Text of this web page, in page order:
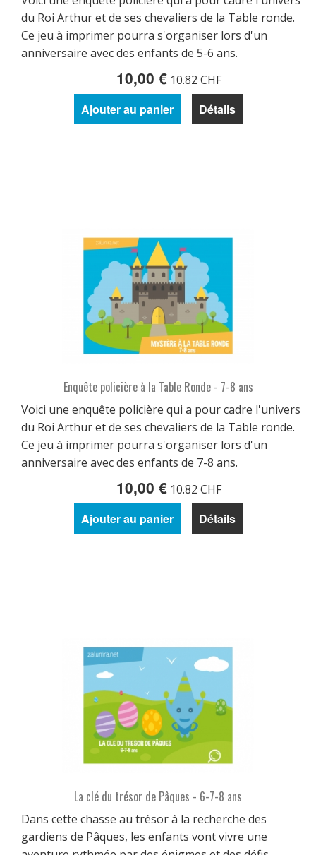
du Roi Arthur et de ses chevaliers de la Table ronde.
Ce jeu à imprimer pourra s'organiser lors d'un
anniversaire avec des enfants de 5-6 ans.
10,00 € 10.82 CHF
Ajouter au panier Détails
Enquête policière à la Table Ronde - 7-8 ans
Voici une enquête policière qui a pour cadre l'univers
du Roi Arthur et de ses chevaliers de la Table ronde.
Ce jeu à imprimer pourra s'organiser lors d'un
anniversaire avec des enfants de 7-8 ans.
10,00 € 10.82 CHF
Ajouter au panier Détails
La clé du trésor de Pâques - 6-7-8 ans
Dans cette chasse au trésor à la recherche des
gardiens de Pâques, les enfants vont vivre une